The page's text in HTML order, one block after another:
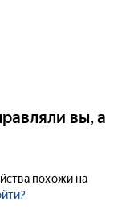
вы, а
похожи на